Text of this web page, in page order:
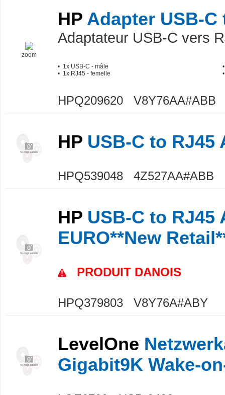
zoom
HP Adapter USB-
Adaptateur USB-C vers
• 1x USB-C - mâle
• 1x RJ45 - femelle
HPQ209620 V8Y76AA#ABB
HP USB-C to RJ45
HPQ539048 4Z527AA#ABB
HP USB-C to RJ45
EURO**New
PRODUIT DANOIS
HPQ379803 V8Y76A#ABY
LevelOne
Gigabit9K Wake-